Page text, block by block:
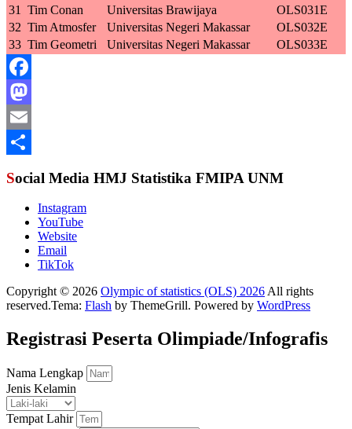
31
Tim Conan Universitas Brawijaya
OLS031E
32 Tim Atmosfer Universitas Negeri Makassar
OLS032E
33 Tim Geometri Universitas Negeri Makassar OLS033E
Facebook
Mastodon
Email
Social Media HMJ Statistika FMIPA UNM
Instagram
YouTube
Website
Email
TikTok
Copyright © 2026 Olympic of statistics (OLS) 2026 All rights
reserved.Tema: Flash by ThemeGrill. Powered by WordPress
Registrasi Peserta Olimpiade/Infografis
Nama Lengkap
Jenis Kelamin
Tempat Lahir